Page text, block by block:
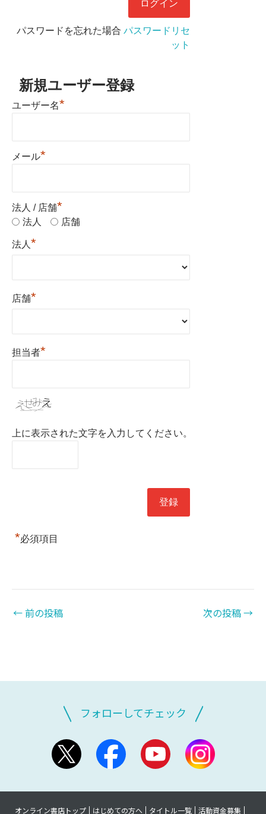
パスワードを忘れた場合 パスワードリセ
ット
新規ユーザー登録
ユーザー名*
メール*
法人 / 店舗*
法人 店舗
法人 *
店舗*
担当者*
上に表示された文字を入力してください。
*必須項目
←前の投稿 次の投稿→
フォローしてチェック
オンライン書店トップ はじめての方へ タイトル一覧
活動資金募集